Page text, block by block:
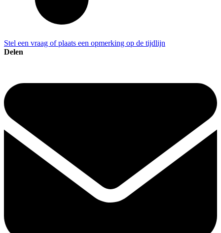
Stel een vraag of plaats een opmerking op de tijdlijn
Delen